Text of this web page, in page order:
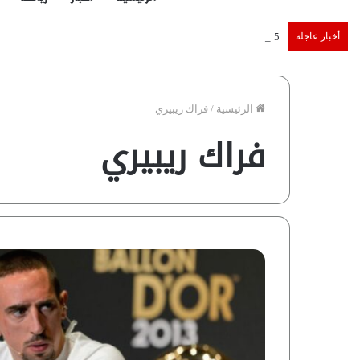
أخبار عاجلة 5 نجوم عرب يخطفون الأضواء بسوق الانتقالات الأوروبية 2026.. “رؤية” تكشف التفاصيل | إنفوجراف
الرئيسية / فراك ريبيري
فراك ريبيري